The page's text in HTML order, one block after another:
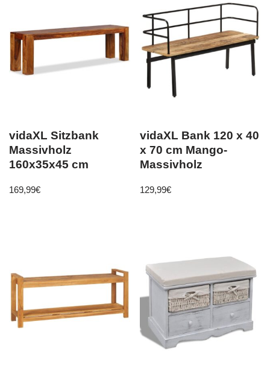
vidaXL Sitzbank
Massivholz
160x35x45 cm
169,99€
vidaXL Bank 120 x 40
x 70 cm Mango-
Massivholz
129,99€